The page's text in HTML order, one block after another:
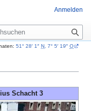
Schacht 3
51° 28′ 1″ N 7° 5′ 19″ O
Anmelden